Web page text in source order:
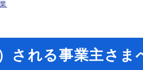
される事業主さま